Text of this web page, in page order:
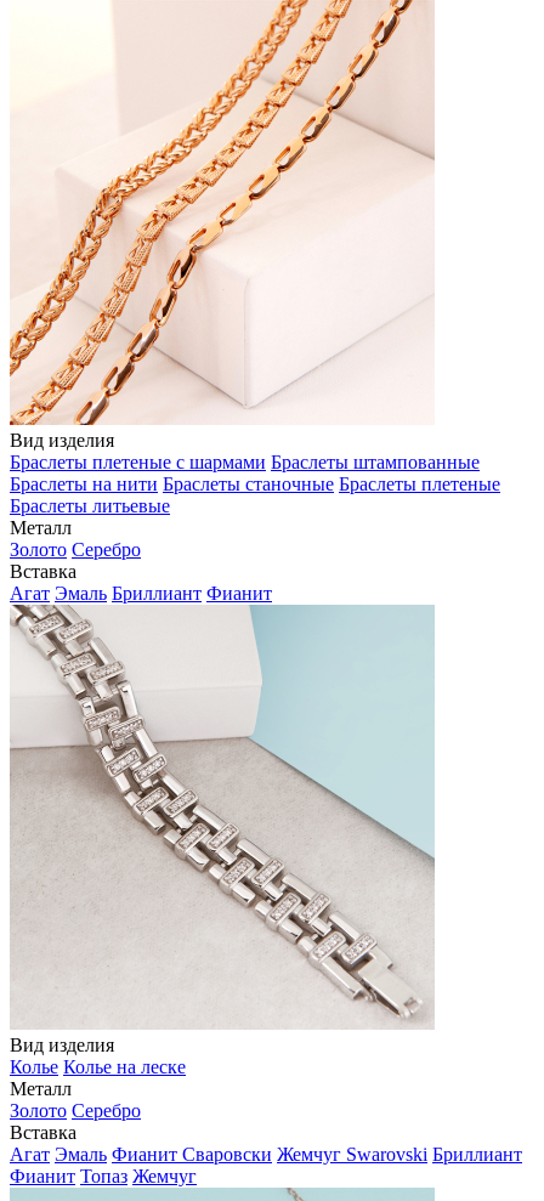
Вид изделия
Браслеты плетеные с шармами Браслеты штампованные
Браслеты на нити Браслеты станочные Браслеты плетеные
Браслеты литьевые
Металл
Золото Серебро
Вставка
Агат Эмаль Бриллиант Фианит
Вид изделия
Колье Колье на леске
Металл
Золото Серебро
Вставка
Агат Эмаль Фианит Сваровски Жемчуг Swarovski Бриллиант
Фианит Топаз Жемчуг